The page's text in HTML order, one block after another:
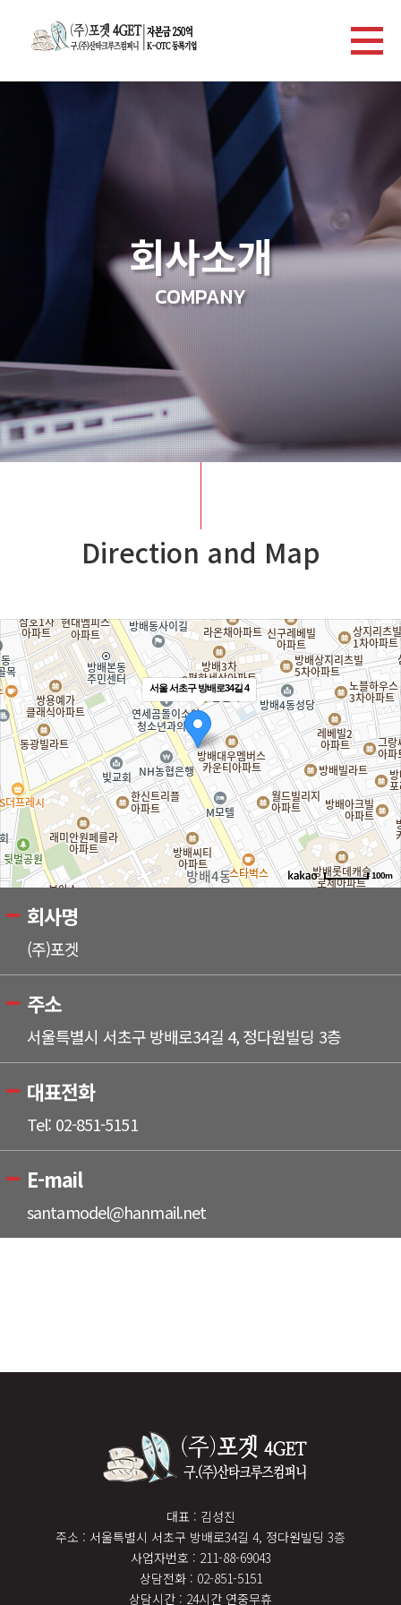
회사소개
COMPANY
Direction and Map
서울 서초구 방배로34길 4
100m
회사명
(주)포겟
주소
서울특별시 서초구 방배로34길 4, 정다원빌딩 3층
대표전화
Tel: 02-851-5151
E-mail
santamodel@hanmail.net
대표 : 김성진
주소 : 서울특별시 서초구 방배로34길 4, 정다원빌딩 3층
사업자번호 : 211-88-69043
상담전화 : 02-851-5151
상담시간 : 24시간 연중무휴